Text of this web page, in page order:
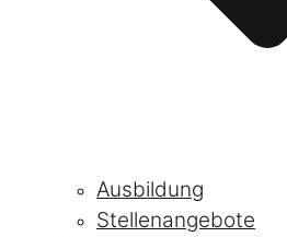
Ausbildung
Stellenangebote